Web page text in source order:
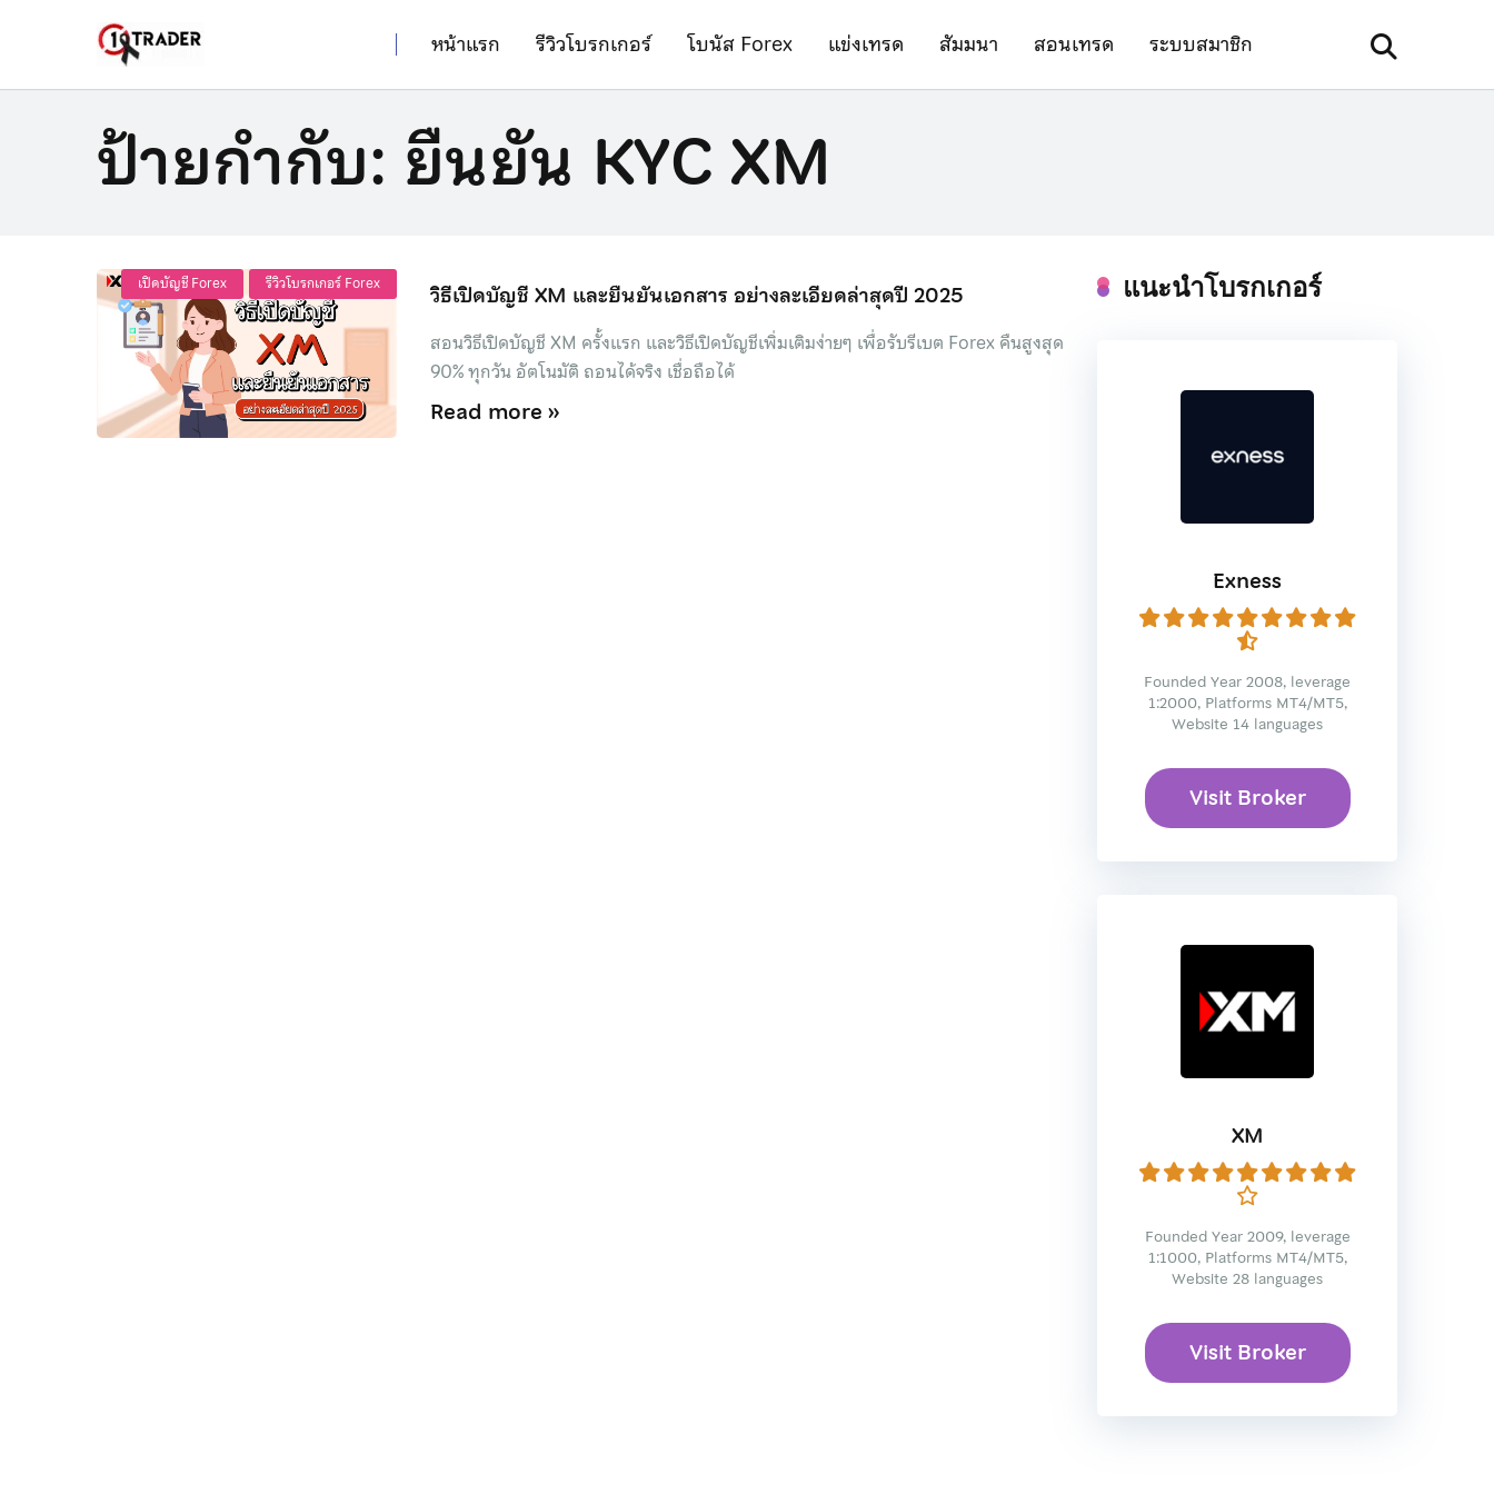
หน้าแรก รีวิวโบรกเกอร์ โบนัส Forex แข่งเทรด สัมมนา สอนเทรด ระบบสมาชิก
ป้ายกำกับ: ยืนยัน KYC XM
เปิดบัญชี Forex รีวิวโบรกเกอร์ Forex วิธีเปิดบัญชี XM และยืนยันเอกสาร อย่างละเอียดล่าสุดปี 2025
สอนวิธีเปิดบัญชี XM ครั้งแรก และวิธีเปิดบัญชีเพิ่มเติมง่ายๆ เพื่อรับรีเบต Forex คืนสูงสุด
90% ทุกวัน อัตโนมัติ ถอนได้จริง เชื่อถือได้
Read more »
แนะนำโบรกเกอร์
Exness
Founded Year 2008, leverage
1:2000, Platforms MT4/MT5,
Website 14 languages
Visit Broker
XM
Founded Year 2009, leverage
1:1000, Platforms MT4/MT5,
Website 28 languages
Visit Broker